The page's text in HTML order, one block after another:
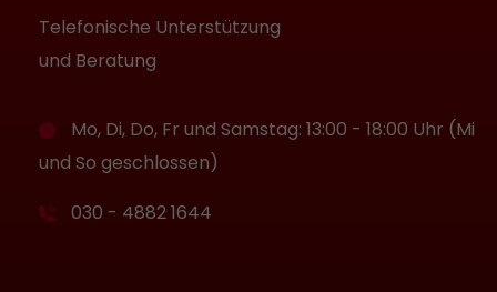
Telefonische Unterstützung
und Beratung
Mo, Di, Do, Fr und Samstag: 13:00 - 18:00 Uhr (Mi
und So geschlossen)
030 - 4882 1644